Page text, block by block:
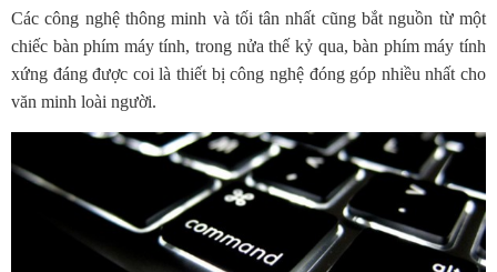
Các công nghệ thông minh và tối tân nhất cũng bắt nguồn từ một
chiếc bàn phím máy tính, trong nửa thế kỷ qua, bàn phím máy tính
xứng đáng được coi là thiết bị công nghệ đóng góp nhiều nhất cho
văn minh loài người.